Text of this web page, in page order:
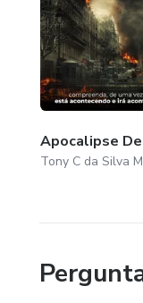
Apocalipse
Tony C da Silva